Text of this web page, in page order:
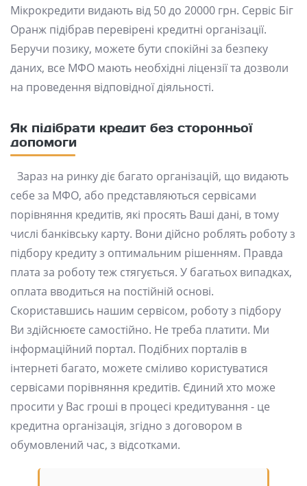
Мікрокредити видають від 50 до 20000 грн. Сервіс Біг
Оранж підібрав перевірені кредитні організації.
Беручи позику, можете бути спокійні за безпеку
даних, все МФО мають необхідні ліцензії та дозволи
на проведення відповідної діяльності.
Як підібрати кредит без сторонньої
допомоги
Зараз на ринку діє багато організацій, що видають
себе за МФО, або представляються сервісами
порівняння кредитів, які просять Ваші дані, в тому
числі банківську карту. Вони дійсно роблять роботу з
підбору кредиту з оптимальним рішенням. Правда
плата за роботу теж стягується. У багатьох випадках,
оплата вводиться на постійній основі.
Скориставшись нашим сервісом, роботу з підбору
Ви здійснюєте самостійно. Не треба платити. Ми
інформаційний портал. Подібних порталів в
інтернеті багато, можете сміливо користуватися
сервісами порівняння кредитів. Єдиний хто може
просити у Вас гроші в процесі кредитування - це
кредитна організація, згідно з договором в
обумовлений час, з відсотками.